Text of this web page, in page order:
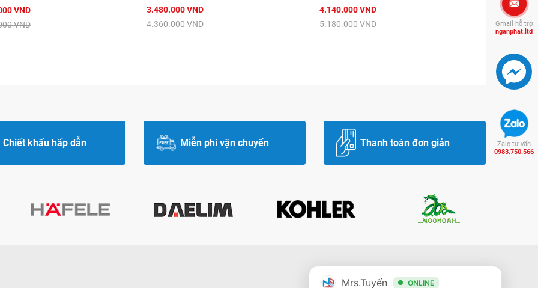
VND
VND
3.480.000 VND
4.360.000 VND
4.140.000 VND
5.180.000 VND
Chiết khấu hấp dẫn Miễn phí vận chuyển Thanh toán đơn giản
Gmail hỗ trợ
nganphat.ltd
Zalo tư vấn
0983.750.566
Mrs.Tuyến ONLINE